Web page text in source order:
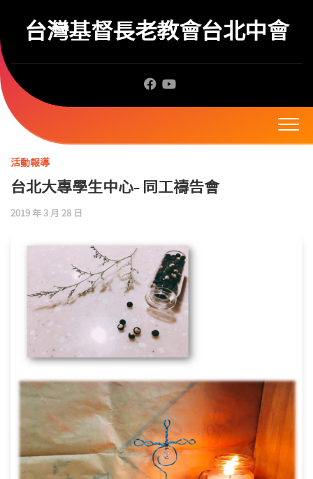
content台灣基督長老教會台北中會
活動報導
台北大專學生中心- 同工禱告會
2019 年 3 月 28 日